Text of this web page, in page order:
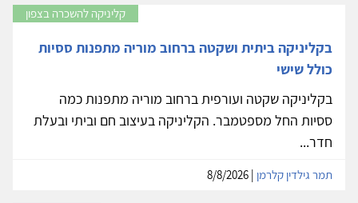
קליניקה להשכרה בצפון
בקליניקה ביתית ושקטה ברחוב מוריה מתפנות ססיות
כולל שישי
בקליניקה שקטה ועורפית ברחוב מוריה מתפנות כמה
ססיות החל מספטמבר. הקליניקה בעיצוב חם וביתי ובעלת
חדר...
תמר גילדין קלרמן